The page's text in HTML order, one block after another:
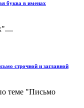
буква в именах
строчной и заглавной
теме "Письмо